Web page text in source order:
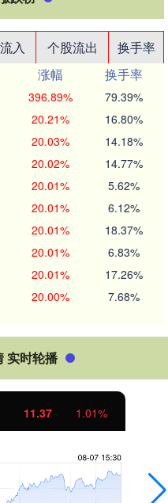
入 个股流出
换手率
涨幅
换手率
396.89% 79.39%
20.21% 16.80%
20.03% 14.18%
20.02% 14.77%
20.01% 5.62%
20.01% 6.12%
20.01% 18.37%
20.01% 6.83%
20.01% 17.26%
20.00% 7.68%
实时轮播
11.37 1.01%